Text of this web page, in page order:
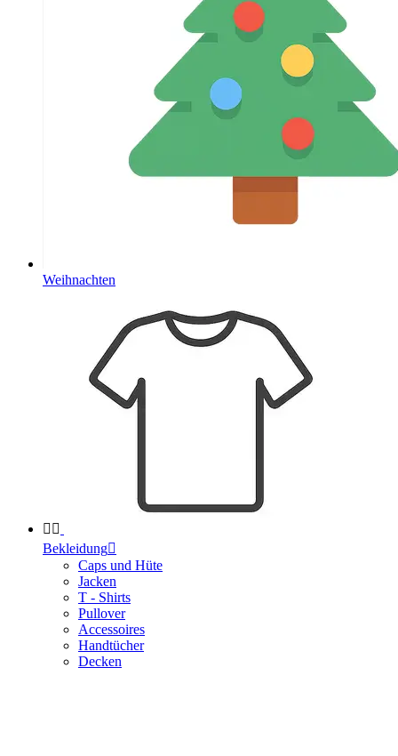
Weihnachten
 
Bekleidung
Caps und Hüte
Jacken
T - Shirts
Pullover
Accessoires
Handtücher
Decken